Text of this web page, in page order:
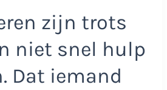
zijn trots
niet snel hulp
Dat iemand